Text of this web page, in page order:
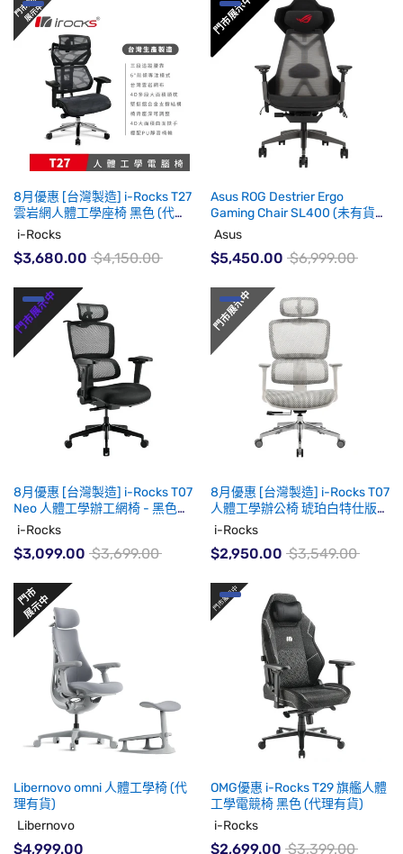
8月優惠 [台灣製造] i-Rocks T27
雲岩網人體工學座椅 黑色 (代理
有貨)
i-Rocks
$3,680.00 $4,150.00
Asus ROG Destrier Ergo
Gaming Chair SL400 (未有貨
期)
Asus
$5,450.00 $6,999.00
8月優惠 [台灣製造] i-Rocks T07
Neo 人體工學辦工網椅 - 黑色
(代理有貨)
i-Rocks
$3,099.00 $3,699.00
8月優惠 [台灣製造] i-Rocks T07
人體工學辦公椅 琥珀白特仕版
(8月中至尾到貨)
i-Rocks
$2,950.00 $3,549.00
Libernovo omni 人體工學椅 (代
理有貨)
Libernovo
$4,999.00
OMG優惠 i-Rocks T29 旗艦人體
工學電競椅 黑色 (代理有貨)
i-Rocks
$2,699.00 $3,399.00